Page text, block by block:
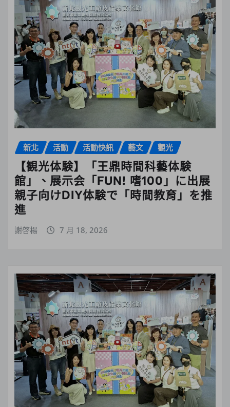
新北 活動 活動快訊 藝文 觀光
【観光体験】「王鼎時間科藝体験
館」、展示会「FUN! 嗜100」に出展
親子向けDIY体験で「時間教育」を推
進
謝啓楊 7 月 18, 2026